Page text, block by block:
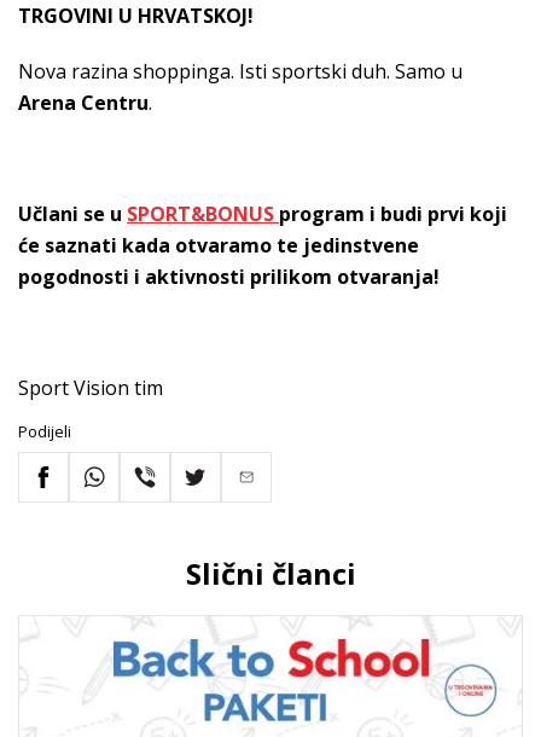
TRGOVINI U HRVATSKOJ!
Nova razina shoppinga. Isti sportski duh. Samo u
Arena Centru.
Učlani se u SPORT&BONUS program i budi prvi koji
će saznati kada otvaramo te jedinstvene
pogodnosti i aktivnosti prilikom otvaranja!
Sport Vision tim
Podijeli
Slični članci